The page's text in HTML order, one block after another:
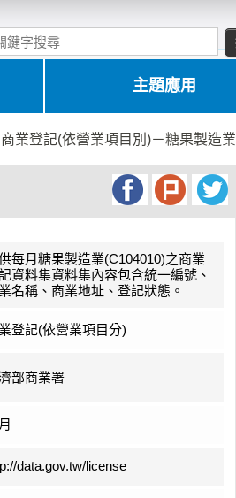
主題應用
商業登記(依營業項目別)－糖果製造業
每月糖果製造業(C104010)之商業
資料集資料集內容包含統一編號、
名稱、商業地址、登記狀態。
登記(依營業項目分)
部商業署
data.gov.tw/license